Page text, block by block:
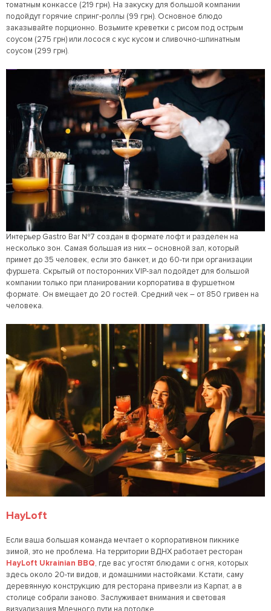
томатным конкассе (219 грн). На закуску для большой компании
подойдут горячие спринг-роллы (99 грн). Основное блюдо
заказывайте порционно. Возьмите креветки с рисом под острым
соусом (275 грн) или лосося с кус кусом и сливочно-шпинатным
соусом (299 грн).
Интерьер Gastro Bar №7 создан в формате лофт и разделен на
несколько зон. Самая большая из них – основной зал, который
примет до 35 человек, если это банкет, и до 60-ти при организации
фуршета. Скрытый от посторонних VIP-зал подойдет для большой
компании только при планировании корпоратива в фуршетном
формате. Он вмещает до 20 гостей. Средний чек – от 850 гривен на
человека.
HayLoft
Если ваша большая команда мечтает о корпоративном пикнике
зимой, это не проблема. На территории ВДНХ работает ресторан
HayLoft Ukrainian BBQ, где вас угостят блюдами с огня, которых
здесь около 20-ти видов, и домашними настойками. Кстати, саму
деревянную конструкцию для ресторана привезли из Карпат, а в
столице собрали заново. Заслуживает внимания и световая